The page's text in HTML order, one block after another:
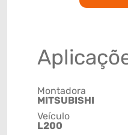
Montadora
MITSUBISHI
Veículo
L200